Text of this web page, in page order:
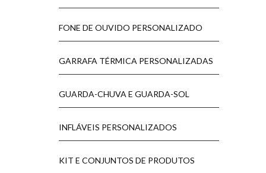
FONE DE OUVIDO PERSONALIZADO
GARRAFA TÉRMICA PERSONALIZADAS
GUARDA-CHUVA E GUARDA-SOL
INFLÁVEIS PERSONALIZADOS
KIT E CONJUNTOS DE PRODUTOS